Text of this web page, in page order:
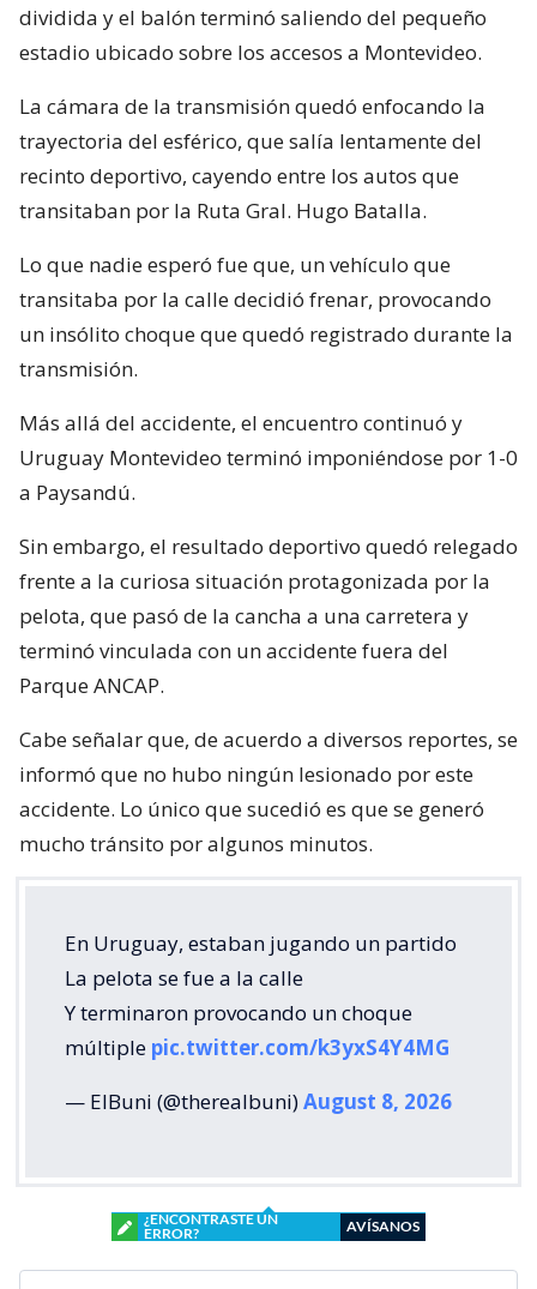
dividida y el balón terminó saliendo del pequeño
estadio ubicado sobre los accesos a Montevideo.
La cámara de la transmisión quedó enfocando la
trayectoria del esférico, que salía lentamente del
recinto deportivo, cayendo entre los autos que
transitaban por la Ruta Gral. Hugo Batalla.
Lo que nadie esperó fue que, un vehículo que
transitaba por la calle decidió frenar, provocando
un insólito choque que quedó registrado durante la
transmisión.
Más allá del accidente, el encuentro continuó y
Uruguay Montevideo terminó imponiéndose por 1-0
a Paysandú.
Sin embargo, el resultado deportivo quedó relegado
frente a la curiosa situación protagonizada por la
pelota, que pasó de la cancha a una carretera y
terminó vinculada con un accidente fuera del
Parque ANCAP.
Cabe señalar que, de acuerdo a diversos reportes, se
informó que no hubo ningún lesionado por este
accidente. Lo único que sucedió es que se generó
mucho tránsito por algunos minutos.
En Uruguay, estaban jugando un partido
La pelota se fue a la calle
Y terminaron provocando un choque
múltiple pic.twitter.com/k3yxS4Y4MG
— ElBuni (@therealbuni)August 8, 2026
¿ENCONTRASTE UN
ERROR?
AVÍSANOS